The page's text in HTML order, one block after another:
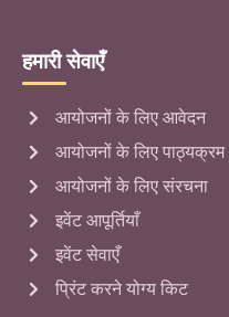
हमारी सेवाएँ
आयोजनों के लिए आवेदन
आयोजनों के लिए पाठ्यक्रम
आयोजनों के लिए संरचना
इवेंट आपूर्तियाँ
इवेंट सेवाएँ
प्रिंट करने योग्य किट